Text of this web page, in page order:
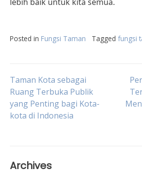
Posted in Fungsi Taman Tagged fungsi
Post
navigation
Taman Kota sebagai
Ruang Terbuka Publik
yang Penting bagi Kota-
kota di Indonesia
Archives